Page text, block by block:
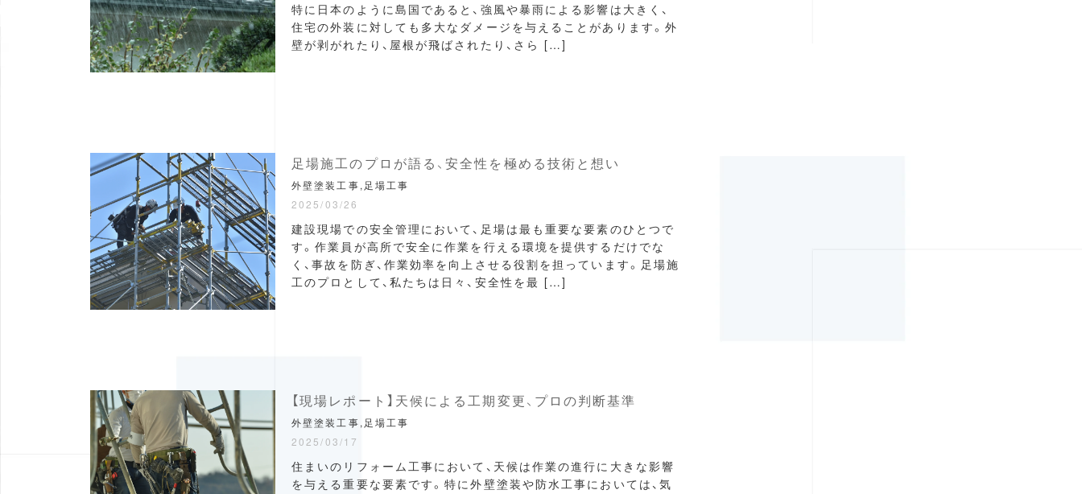
特に日本のように島国であると、強風や暴雨による影響は大きく、
住宅の外装に対しても多大なダメージを与えることがあります。外
壁が剥がれたり、屋根が飛ばされたり、さら […]
足場施工のプロが語る、安全性を極める技術と想い
外壁塗装工事,足場工事
2025/03/26
建設現場での安全管理において、足場は最も重要な要素のひとつで
す。作業員が高所で安全に作業を行える環境を提供するだけでな
く、事故を防ぎ、作業効率を向上させる役割を担っています。足場施
工のプロとして、私たちは日々、安全性を最 […]
【現場レポート】天候による工期変更、プロの判断基準
外壁塗装工事,足場工事
2025/03/17
住まいのリフォーム工事において、天候は作業の進行に大きな影響
を与える重要な要素です。特に外壁塗装や防水工事においては、気